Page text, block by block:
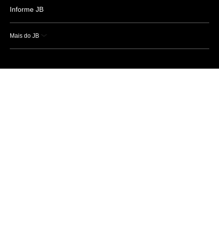
Informe JB
Mais do JB
Esportes